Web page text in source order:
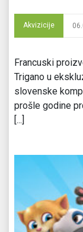
Akvizicije
Francuski
Trigano u
slovenske
prošle godine
[...]